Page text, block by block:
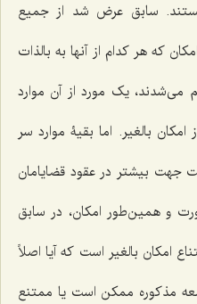
هستند. سابق عرض شد از جمیع
که هر کدام از آنها به بالذات
می‌شدند، یک مورد از آن موارد
بالغیر. اما بقیۀ موارد سر
بیشتر در عقود قضایامان
و همین‌طور امکان، در سابق
راجع به امتناع امکان بالغیر است که آیا اصلاً
مذکوره ممکن است یا ممتنع